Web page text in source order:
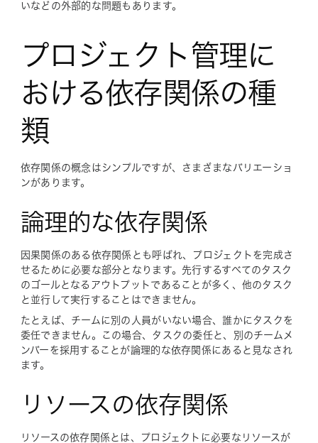
いなどの外部的な問題もあります。
プロジェクト管理に
おける依存関係の種
類
依存関係の概念はシンプルですが、さまざまなバリエーショ
ンがあります。
論理的な依存関係
因果関係のある依存関係とも呼ばれ、プロジェクトを完成さ
せるために必要な部分となります。先行するすべてのタスク
のゴールとなるアウトプットであることが多く、他のタスク
と並行して実行することはできません。
たとえば、チームに別の人員がいない場合、誰かにタスクを
委任できません。この場合、タスクの委任と、別のチームメ
ンバーを採用することが論理的な依存関係にあると見なされ
ます。
リソースの依存関係
リソースの依存関係とは、プロジェクトに必要なリソースが